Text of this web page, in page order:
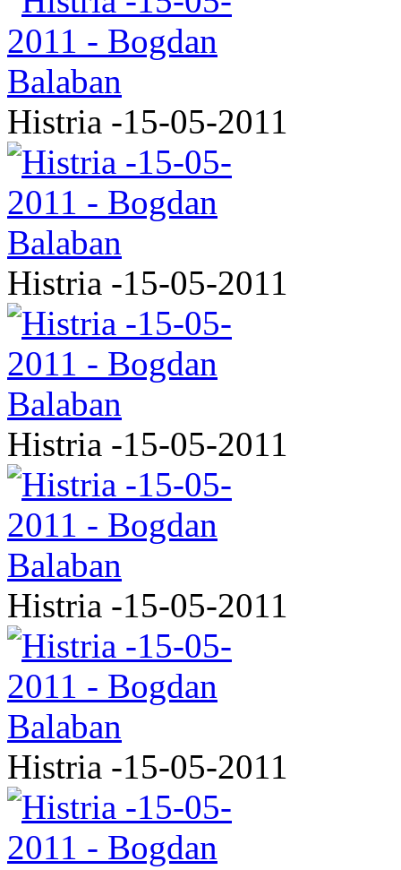
Histria -15-05-2011
Histria -15-05-2011
Histria -15-05-2011
Histria -15-05-2011
Histria -15-05-2011